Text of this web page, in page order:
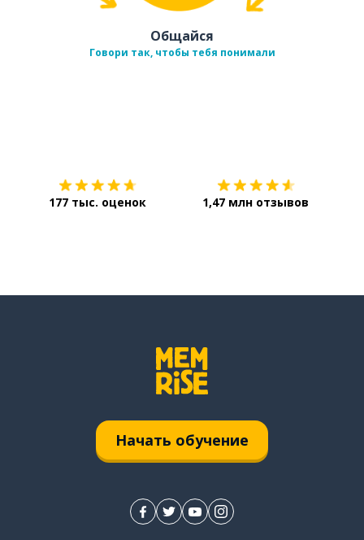
Общайся
Говори так, чтобы тебя понимали
177 тыс. оценок 1,47 млн отзывов
Начать обучение